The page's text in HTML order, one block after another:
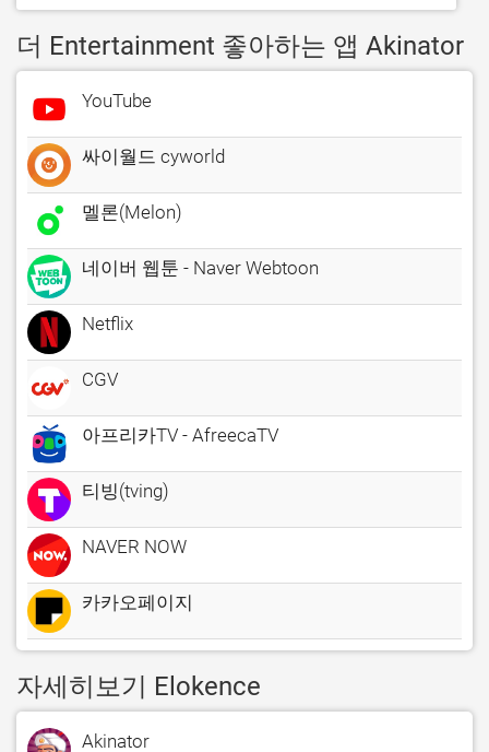
더 Entertainment 좋아하는 앱 Akinator
YouTube
싸이월드 cyworld
멜론(Melon)
네이버 웹툰 - Naver Webtoon
Netflix
CGV
아프리카TV - AfreecaTV
티빙(tving)
NAVER NOW
카카오페이지
자세히보기 Elokence
Akinator